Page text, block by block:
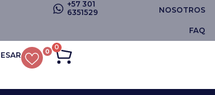
+57 301
6351529
NOSOTROS
FAQ
0 0